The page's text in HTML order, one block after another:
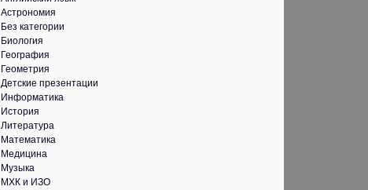
Астрономия
Без категории
Биология
География
Геометрия
Детские презентации
Информатика
История
Литература
Математика
Медицина
Музыка
МХК и ИЗО